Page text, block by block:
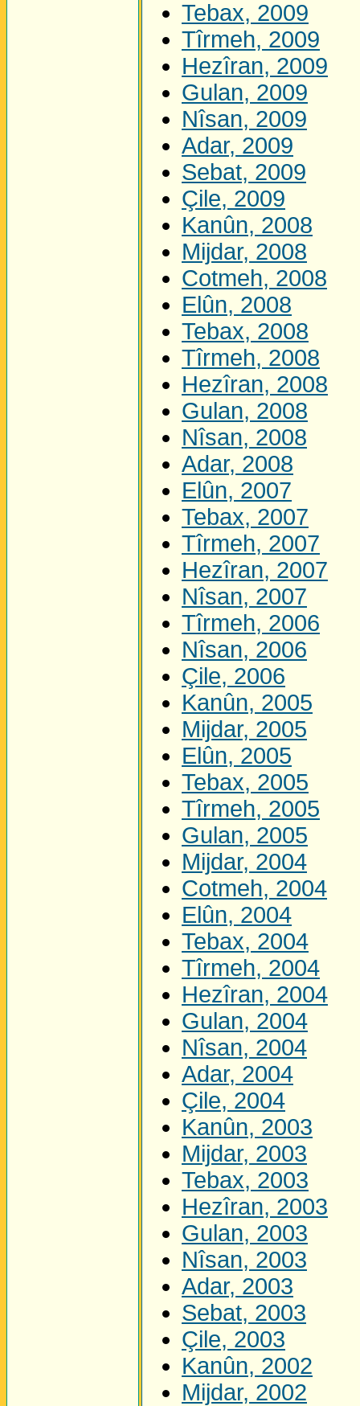
Tebax, 2009
Tîrmeh, 2009
Hezîran, 2009
Gulan, 2009
Nîsan, 2009
Adar, 2009
Sebat, 2009
Çile, 2009
Kanûn, 2008
Mijdar, 2008
Cotmeh, 2008
Elûn, 2008
Tebax, 2008
Tîrmeh, 2008
Hezîran, 2008
Gulan, 2008
Nîsan, 2008
Adar, 2008
Elûn, 2007
Tebax, 2007
Tîrmeh, 2007
Hezîran, 2007
Nîsan, 2007
Tîrmeh, 2006
Nîsan, 2006
Çile, 2006
Kanûn, 2005
Mijdar, 2005
Elûn, 2005
Tebax, 2005
Tîrmeh, 2005
Gulan, 2005
Mijdar, 2004
Cotmeh, 2004
Elûn, 2004
Tebax, 2004
Tîrmeh, 2004
Hezîran, 2004
Gulan, 2004
Nîsan, 2004
Adar, 2004
Çile, 2004
Kanûn, 2003
Mijdar, 2003
Tebax, 2003
Hezîran, 2003
Gulan, 2003
Nîsan, 2003
Adar, 2003
Sebat, 2003
Çile, 2003
Kanûn, 2002
Mijdar, 2002